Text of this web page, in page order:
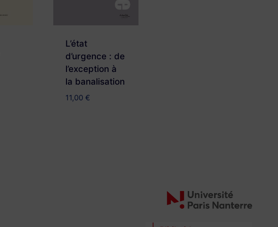
L’état
d’urgence : de
l’exception à
la banalisation
11,00 €